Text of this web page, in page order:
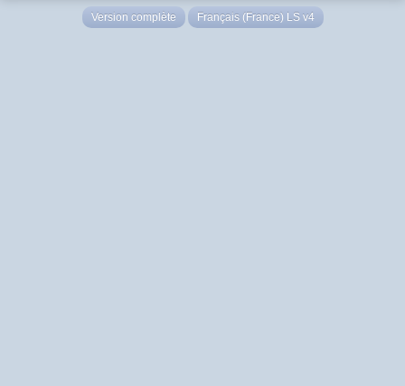
Version complète Français (France) LS v4